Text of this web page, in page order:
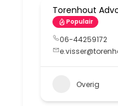
Torenhout
Populair
06-44259172
Overig